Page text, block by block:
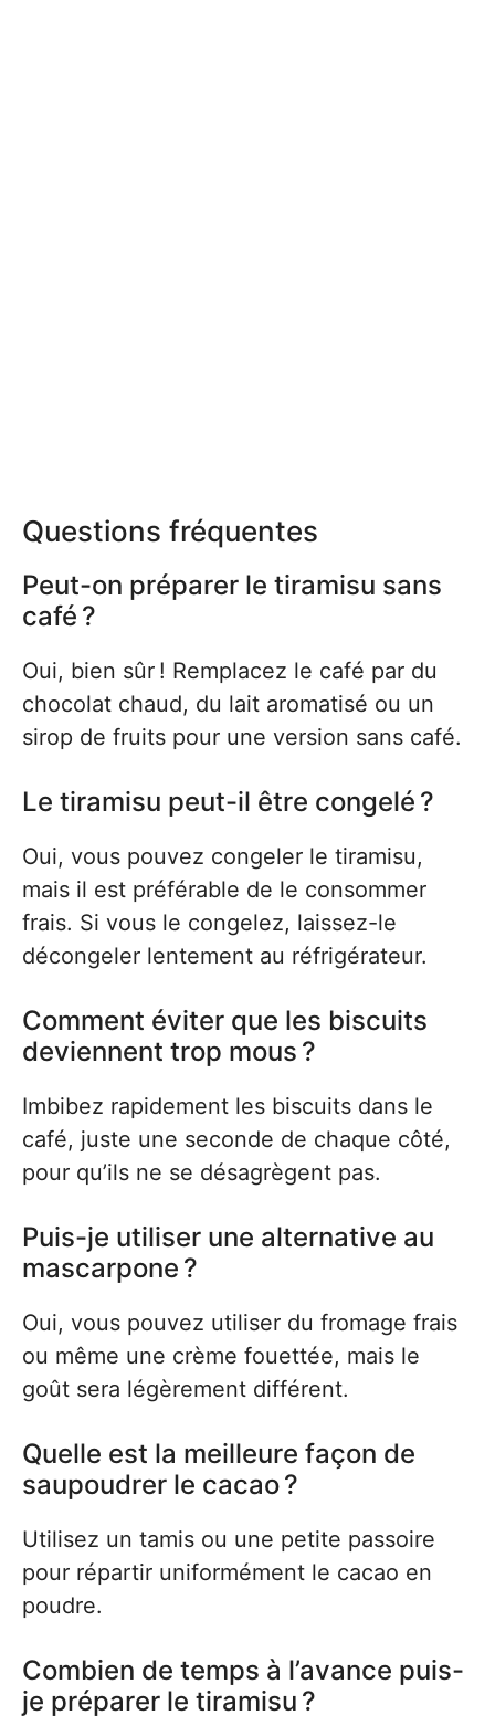
Questions fréquentes
Peut-on préparer le tiramisu sans
café ?
Oui, bien sûr ! Remplacez le café par du
chocolat chaud, du lait aromatisé ou un
sirop de fruits pour une version sans café.
Le tiramisu peut-il être congelé ?
Oui, vous pouvez congeler le tiramisu,
mais il est préférable de le consommer
frais. Si vous le congelez, laissez-le
décongeler lentement au réfrigérateur.
Comment éviter que les biscuits
deviennent trop mous ?
Imbibez rapidement les biscuits dans le
café, juste une seconde de chaque côté,
pour qu’ils ne se désagrègent pas.
Puis-je utiliser une alternative au
mascarpone ?
Oui, vous pouvez utiliser du fromage frais
ou même une crème fouettée, mais le
goût sera légèrement différent.
Quelle est la meilleure façon de
saupoudrer le cacao ?
Utilisez un tamis ou une petite passoire
pour répartir uniformément le cacao en
poudre.
Combien de temps à l’avance puis-
je préparer le tiramisu ?